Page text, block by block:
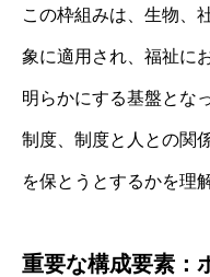
この枠組みは、生物、
象に適用され、福祉に
明らかにする基盤とな
制度、制度と人との関
を保とうとするかを理
重要な構成要素：